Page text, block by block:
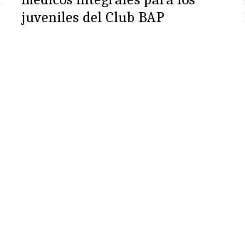
juveniles del Club BAP